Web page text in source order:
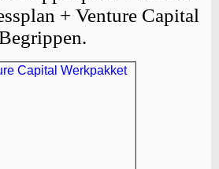
+ Venture Capital